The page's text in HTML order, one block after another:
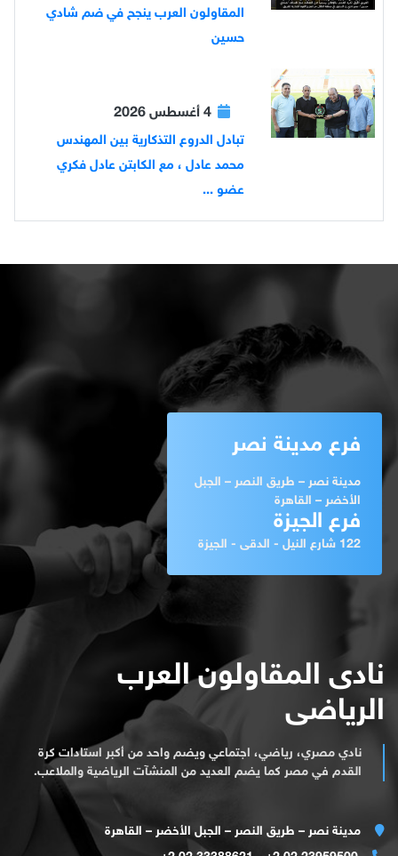
المقاولون العرب ينجح في ضم شادي
حسين
تبادل الدروع التذكارية بين المهندس
محمد عادل ، مع الكابتن عادل فكري
عضو ...
فرع مدينة نصر
مدينة نصر – طريق النصر – الجبل
الأخضر – القاهرة
فرع الجيزة
122 شارع النيل - الدقى - الجيزة
نادى المقاولون العرب
الرياضى
نادي مصري، رياضي، اجتماعي ويضم واحد من أكبر استادات كرة
القدم في مصر كما يضم العديد من المنشآت الرياضية والملاعب.
مدينة نصر – طريق النصر – الجبل الأخضر – القاهرة